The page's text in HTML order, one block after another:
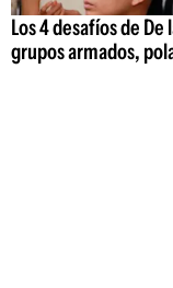
Los 4 desafíos de
grupos armados,